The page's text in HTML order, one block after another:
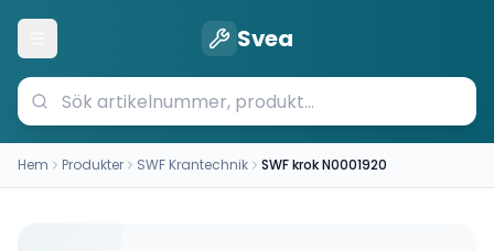
Öppna meny Svea
Hem Produkter SWF Krantechnik SWF krok N0001920